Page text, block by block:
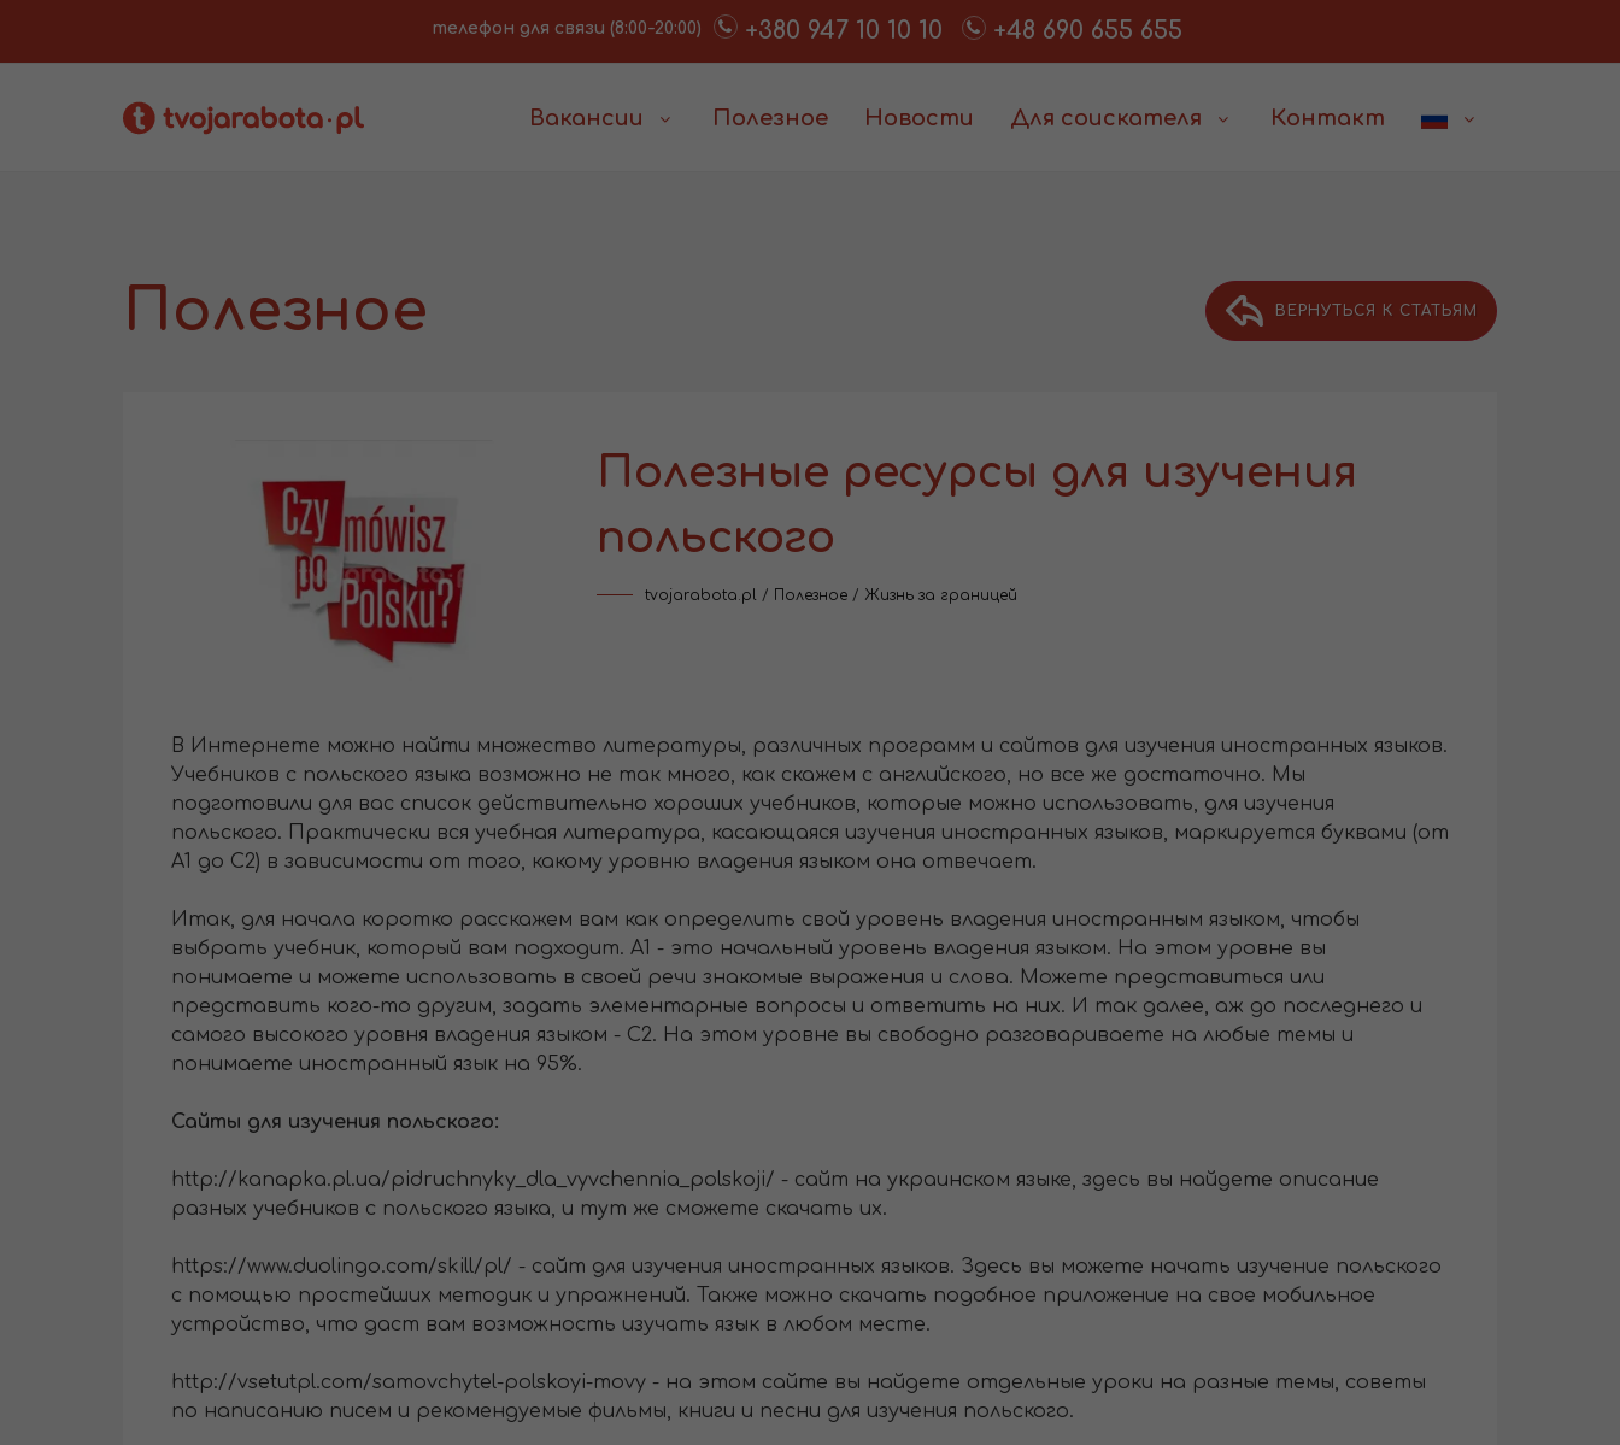
телефон для связи (8:00-20:00) +380 947 10 10 10 +48 690 655 655
Вакансии Полезное Новости Для соискателя Контакт
ВЕРНУТЬСЯ К СТАТЬЯМ
Полезное
Полезные ресурсы для изучения
польского
tvojarabota.pl / Полезное / Жизнь за границей
В Интернете можно найти множество литературы, различных программ и сайтов для изучения иностранных языков.
Учебников с польского языка возможно не так много, как скажем с английского, но все же достаточно. Мы
подготовили для вас список действительно хороших учебников, которые можно использовать, для изучения
польского. Практически вся учебная литература, касающаяся изучения иностранных языков, маркируется буквами (от
А1 до С2) в зависимости от того, какому уровню владения языком она отвечает.
Итак, для начала коротко расскажем вам как определить свой уровень владения иностранным языком, чтобы
выбрать учебник, который вам подходит. А1 - это начальный уровень владения языком. На этом уровне вы
понимаете и можете использовать в своей речи знакомые выражения и слова. Можете представиться или
представить кого-то другим, задать элементарные вопросы и ответить на них. И так далее, аж до последнего и
самого высокого уровня владения языком - С2. На этом уровне вы свободно разговариваете на любые темы и
понимаете иностранный язык на 95%.
Сайты для изучения польского:
http://kanapka.pl.ua/pidruchnyky_dla_vyvchennia_polskoji/ - сайт на украинском языке, здесь вы найдете описание
разных учебников с польского языка, и тут же сможете скачать их.
https://www.duolingo.com/skill/pl/ - сайт для изучения иностранных языков. Здесь вы можете начать изучение польского
с помощью простейших методик и упражнений. Также можно скачать подобное приложение на свое мобильное
устройство, что даст вам возможность изучать язык в любом месте.
http://vsetutpl.com/samovchytel-polskoyi-movy - на этом сайте вы найдете отдельные уроки на разные темы, советы
по написанию писем и рекомендуемые фильмы, книги и песни для изучения польского.